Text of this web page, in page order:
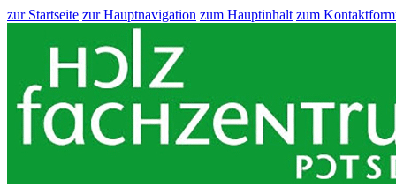
zur Startseite zur Hauptnavigation zum Hauptinhalt zum